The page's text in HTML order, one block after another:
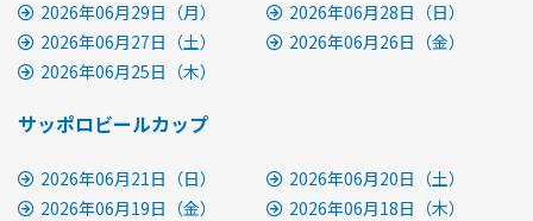
2026年06月29日（月）
2026年06月28日（日）
2026年06月27日（土）
2026年06月26日（金）
2026年06月25日（木）
サッポロビールカップ
2026年06月21日（日）
2026年06月20日（土）
2026年06月19日（金）
2026年06月18日（木）